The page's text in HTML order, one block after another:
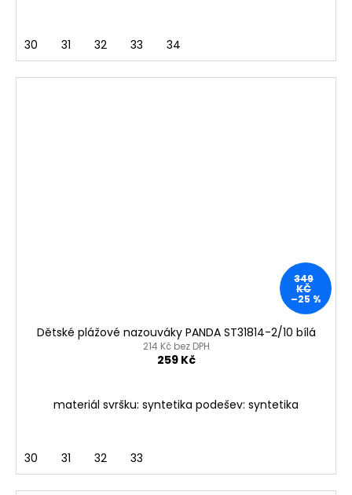
30 31 32 33 34
349
KČ
–25 %
Dětské plážové nazouváky PANDA ST31814-2/10 bílá
214 Kč bez DPH
259 Kč
materiál svršku: syntetika podešev: syntetika
30 31 32 33